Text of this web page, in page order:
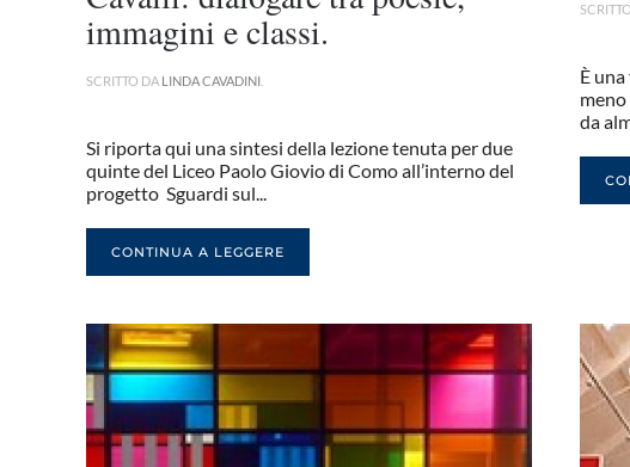
immagini e classi.
SCRITTO DA LINDA CAVADINI
Si riporta qui una sintesi della lezione tenuta per due
quinte del Liceo Paolo Giovio di Como all’interno del
progetto Sguardi sul...
CONTINUA A LEGGERE
È
meno
da